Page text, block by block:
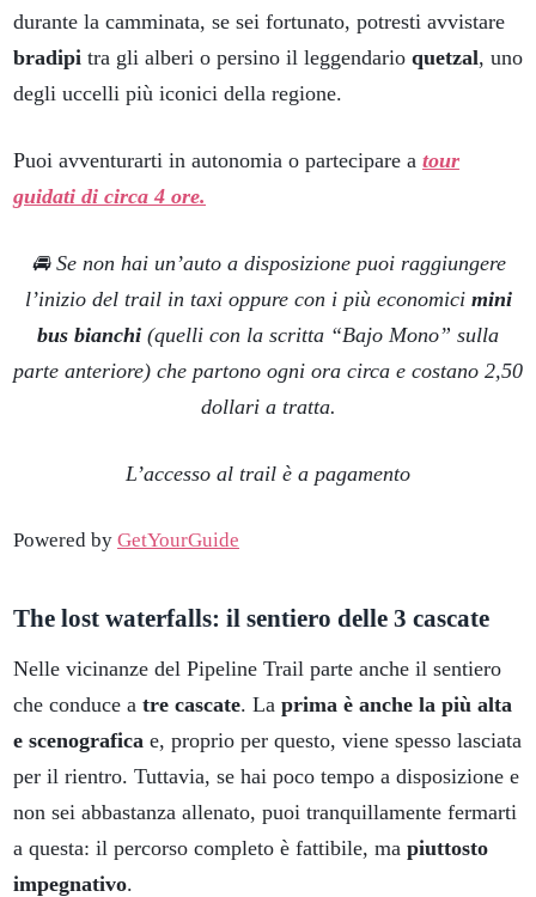
durante la camminata, se sei fortunato, potresti avvistare
bradipi tra gli alberi o persino il leggendario quetzal, uno
degli uccelli più iconici della regione.
Puoi avventurarti in autonomia o partecipare a tour
guidati di circa 4 ore.
🚘 Se non hai un’auto a disposizione puoi raggiungere
l’inizio del trail in taxi oppure con i più economici mini
bus bianchi (quelli con la scritta “Bajo Mono” sulla
parte anteriore) che partono ogni ora circa e costano 2,50
dollari a tratta.
L’accesso al trail è a pagamento
Powered by GetYourGuide
The lost waterfalls: il sentiero delle 3 cascate
Nelle vicinanze del Pipeline Trail parte anche il sentiero
che conduce a tre cascate. La prima è anche la più alta
e scenografica e, proprio per questo, viene spesso lasciata
per il rientro. Tuttavia, se hai poco tempo a disposizione e
non sei abbastanza allenato, puoi tranquillamente fermarti
a questa: il percorso completo è fattibile, ma piuttosto
impegnativo.